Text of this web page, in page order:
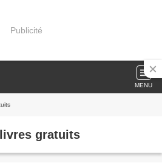
Publicité
MENU
gratuits